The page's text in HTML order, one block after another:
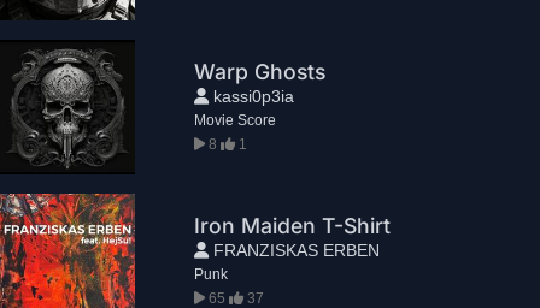
Warp Ghosts
kassi0p3ia
Movie Score
8
1
Iron Maiden T-Shirt
FRANZISKAS ERBEN
Punk
65
37